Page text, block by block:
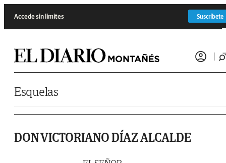
Accede sin límites Suscríbete
Esquelas
DON VICTORIANO DÍAZ ALCALDE